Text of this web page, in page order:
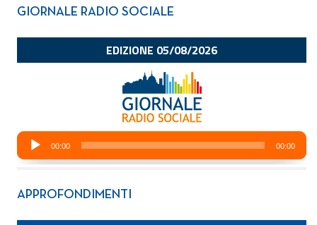
GIORNALE RADIO SOCIALE
APPROFONDIMENTI